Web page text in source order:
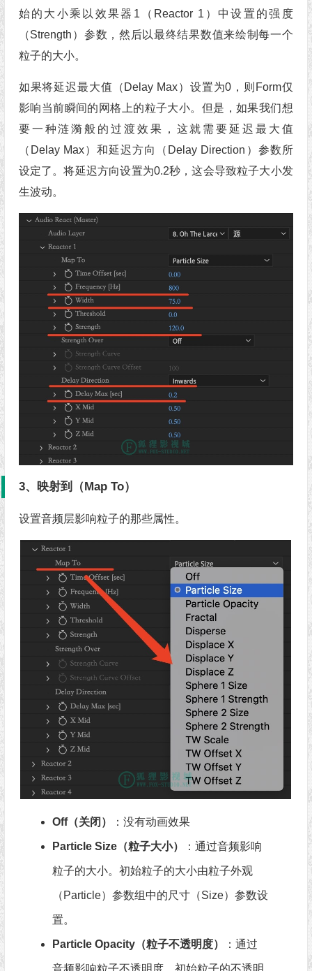
始的大小乘以效果器1（Reactor 1）中设置的强度
（Strength）参数，然后以最终结果数值来绘制每一个
粒子的大小。
如果将延迟最大值（Delay Max）设置为0，则Form仅
影响当前瞬间的网格上的粒子大小。但是，如果我们想
要一种涟漪般的过渡效果，这就需要延迟最大值
（Delay Max）和延迟方向（Delay Direction）参数所
设定了。将延迟方向设置为0.2秒，这会导致粒子大小发
生波动。
3、映射到（Map To）
设置音频层影响粒子的那些属性。
Off（关闭） ：没有动画效果
Particle Size（粒子大小） ：通过音频影响
粒子的大小。初始粒子的大小由粒子外观
（Particle）参数组中的尺寸（Size）参数设
置。
Particle Opacity（粒子不透明度） ：通过